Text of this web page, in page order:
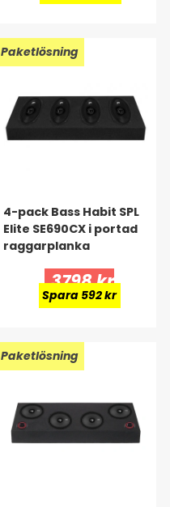
Paketlösning
4-pack Bass Habit SPL
Elite SE690CX i portad
raggarplanka
3798 kr
Spara 592 kr
Paketlösning